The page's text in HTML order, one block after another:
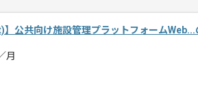
】公共向け施設管理プラットフォーム
月